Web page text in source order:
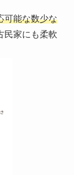
可能な数少な
民家にも柔軟